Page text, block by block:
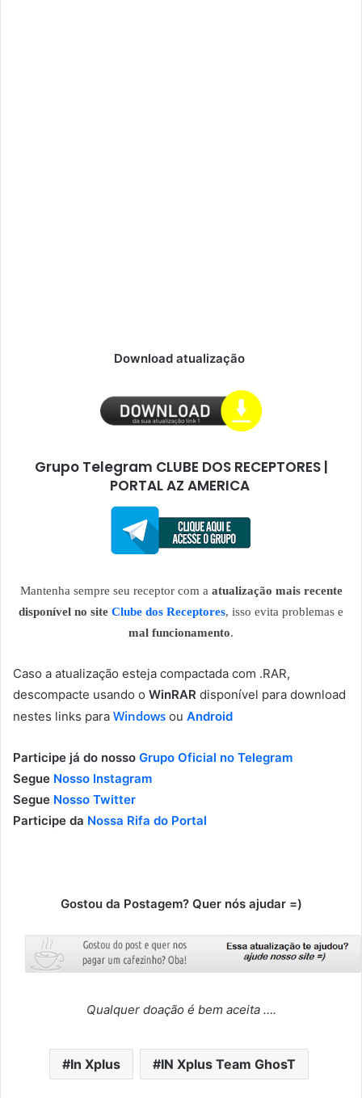
Download atualização
Grupo Telegram CLUBE DOS RECEPTORES |
PORTAL AZ AMERICA
Mantenha sempre seu receptor com a atualização mais recente
disponível no site Clube dos Receptores, isso evita problemas e
mal funcionamento.
Caso a atualização esteja compactada com .RAR,
descompacte usando o WinRAR disponível para download
nestes links para Windows ou Android
Participe já do nosso Grupo Oficial no Telegram
Segue Nosso Instagram
Segue Nosso Twitter
Participe da Nossa Rifa do Portal
Gostou da Postagem? Quer nós ajudar =)
Qualquer doação é bem aceita ….
In Xplus IN Xplus Team GhosT